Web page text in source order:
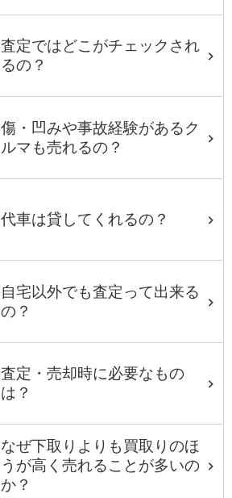
査定ではどこがチェックされ
るの？
傷・凹みや事故経験があるク
ルマも売れるの？
代車は貸してくれるの？
自宅以外でも査定って出来る
の？
査定・売却時に必要なもの
は？
なぜ下取りよりも買取りのほ
うが高く売れることが多いの
か？